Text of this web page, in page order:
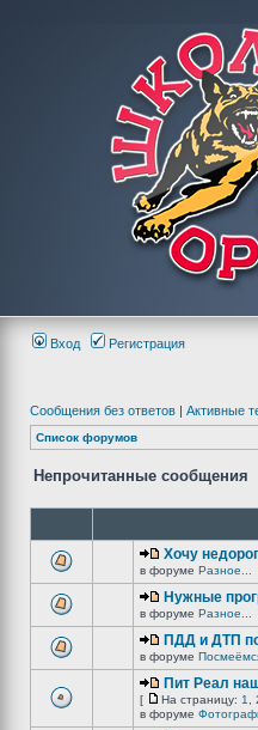
Вход Регистрация
Сообщения без ответов | Активные
Список форумов
Непрочитанные сообщения
Хочу
в форуме Разное...
Нужные
в форуме Разное...
ПДД и ДТП
в форуме
Пит Реал
[ На страницу: 1
в форуме